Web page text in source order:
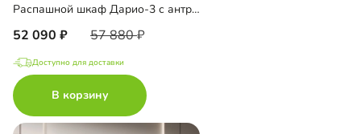
Распашной шкаф Дарио-3 с антресолью
52 090 57 880
Доступно для доставки
В корзину